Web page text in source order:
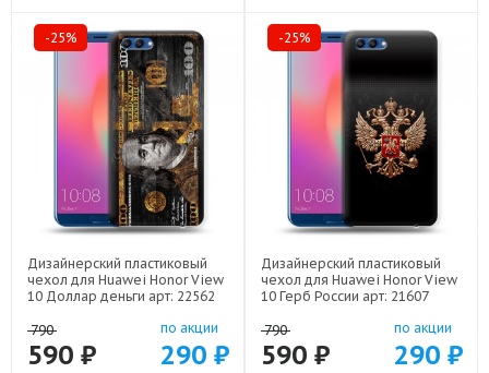
-25%
Дизайнерский пластиковый
чехол для Huawei Honor View
10 Доллар деньги арт: 22562
790
590 ₽
по акции
290 ₽
-25%
Дизайнерский пластиковый
чехол для Huawei Honor View
10 Герб России арт: 21607
790
590 ₽
по акции
290 ₽